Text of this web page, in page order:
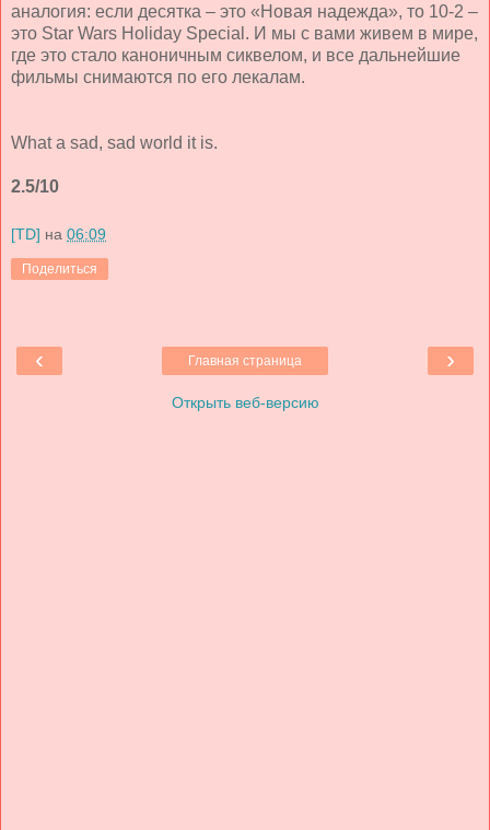
аналогия: если десятка – это «Новая надежда», то 10-2 –
это Star Wars Holiday Special. И мы с вами живем в мире,
где это стало каноничным сиквелом, и все дальнейшие
фильмы снимаются по его лекалам.
What a sad, sad world it is.
2.5/10
[TD] на 06:09
Поделиться
‹ ›
Главная страница
Открыть веб-версию